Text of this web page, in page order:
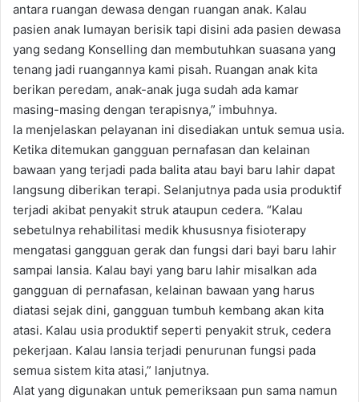
antara ruangan dewasa dengan ruangan anak. Kalau
pasien anak lumayan berisik tapi disini ada pasien dewasa
yang sedang Konselling dan membutuhkan suasana yang
tenang jadi ruangannya kami pisah. Ruangan anak kita
berikan peredam, anak-anak juga sudah ada kamar
masing-masing dengan terapisnya,” imbuhnya.
Ia menjelaskan pelayanan ini disediakan untuk semua usia.
Ketika ditemukan gangguan pernafasan dan kelainan
bawaan yang terjadi pada balita atau bayi baru lahir dapat
langsung diberikan terapi. Selanjutnya pada usia produktif
terjadi akibat penyakit struk ataupun cedera. “Kalau
sebetulnya rehabilitasi medik khususnya fisioterapy
mengatasi gangguan gerak dan fungsi dari bayi baru lahir
sampai lansia. Kalau bayi yang baru lahir misalkan ada
gangguan di pernafasan, kelainan bawaan yang harus
diatasi sejak dini, gangguan tumbuh kembang akan kita
atasi. Kalau usia produktif seperti penyakit struk, cedera
pekerjaan. Kalau lansia terjadi penurunan fungsi pada
semua sistem kita atasi,” lanjutnya.
Alat yang digunakan untuk pemeriksaan pun sama namun